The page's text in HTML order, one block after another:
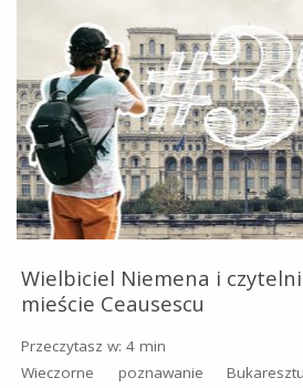
Wielbiciel Niemena i
mieście Ceausescu
Przeczytasz w: 4 min
Wieczorne poznawanie